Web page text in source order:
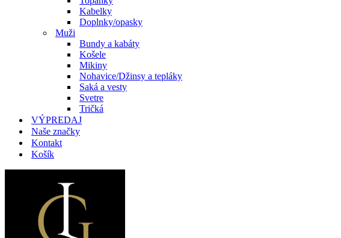
Kabelky
Doplnky/opasky
Muži
Bundy a kabáty
Košele
Mikiny
Nohavice/Džinsy a tepláky
Saká a vesty
Svetre
Tričká
VÝPREDAJ
Naše značky
Kontakt
Košík